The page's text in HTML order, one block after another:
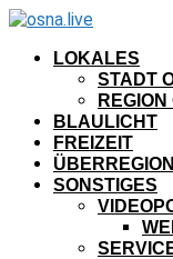
LOKALES
STADT
BLAULICHT
FREIZEIT
SONSTIGES